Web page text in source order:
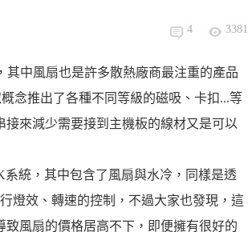
4 3381
中風扇也是許多散熱廠商最注重的產品
念推出了各種不同等級的磁吸、卡扣...等
來減少需要接到主機板的線材又是可以
統，其中包含了風扇與水冷，同樣是透
燈效、轉速的控制，不過大家也發現，這
風扇的價格居高不下，即便擁有很好的